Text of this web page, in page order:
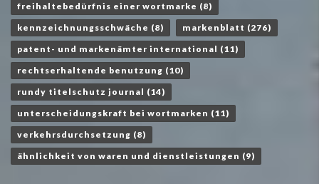
freihaltebedürfnis einer wortmarke (8)
kennzeichnungsschwäche (8) markenblatt (276)
patent- und markenämter international (11)
rechtserhaltende benutzung (10)
rundy titelschutz journal (14)
unterscheidungskraft bei wortmarken (11)
verkehrsdurchsetzung (8)
ähnlichkeit von waren und dienstleistungen (9)